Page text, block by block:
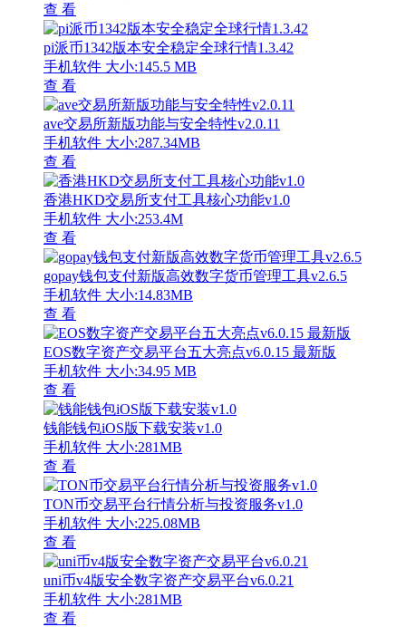
查 看
pi派币1342版本安全稳定全球行情1.3.42
手机软件 大小:145.5 MB
查 看
ave交易所新版功能与安全特性v2.0.11
手机软件 大小:287.34MB
查 看
香港HKD交易所支付工具核心功能v1.0
手机软件 大小:253.4M
查 看
gopay钱包支付新版高效数字货币管理工具v2.6.5
手机软件 大小:14.83MB
查 看
EOS数字资产交易平台五大亮点v6.0.15 最新版
手机软件 大小:34.95 MB
查 看
钱能钱包iOS版下载安装v1.0
手机软件 大小:281MB
查 看
TON币交易平台行情分析与投资服务v1.0
手机软件 大小:225.08MB
查 看
uni币v4版安全数字资产交易平台v6.0.21
手机软件 大小:281MB
查 看